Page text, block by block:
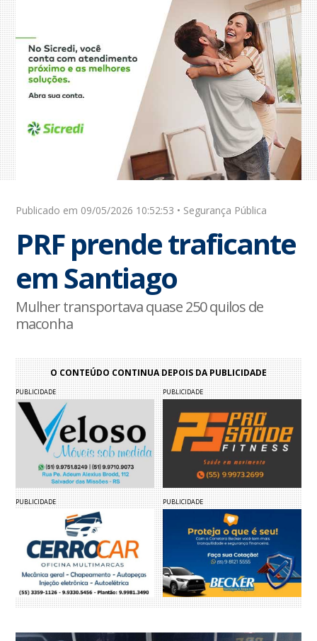
Publicado em 09/05/2026 10:52:53 • Segurança Pública
PRF prende traficante
em Santiago
Mulher transportava quase 250 quilos de
maconha
O CONTEÚDO CONTINUA DEPOIS DA PUBLICIDADE
PUBLICIDADE PUBLICIDADE
PUBLICIDADE PUBLICIDADE